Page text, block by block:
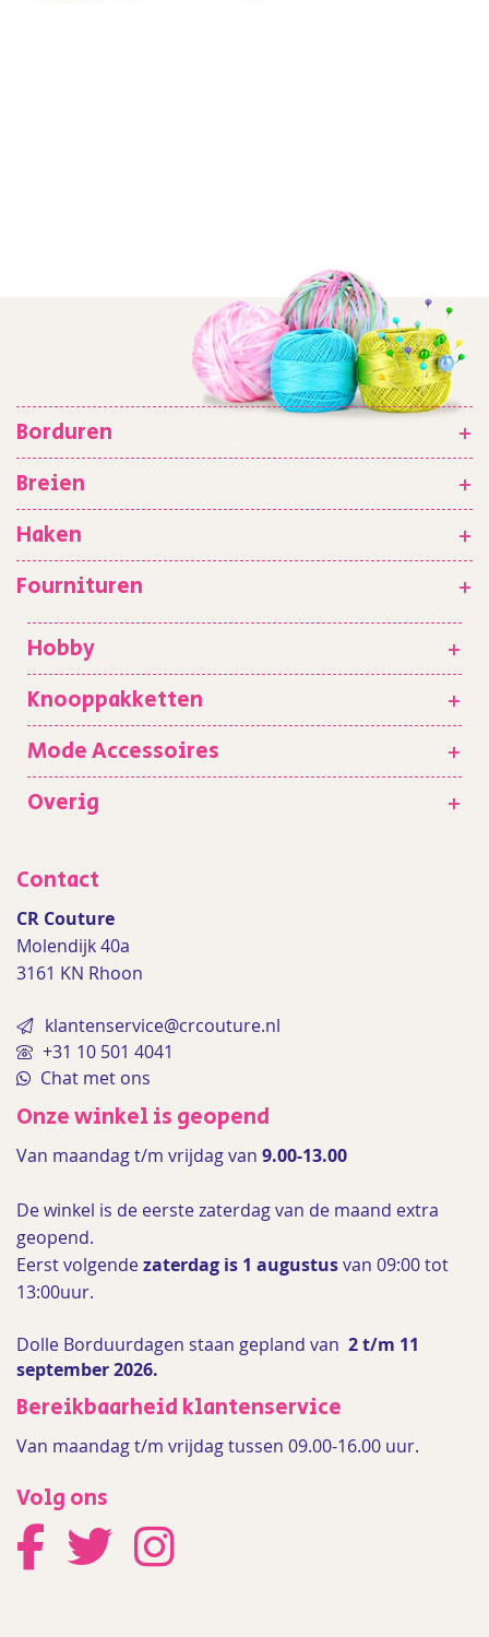
Borduren
+
Breien
+
Haken
+
Fournituren
+
Hobby
+
Knooppakketten
+
Mode Accessoires
+
Overig
+
Contact
CR Couture
Molendijk 40a
3161 KN Rhoon
klantenservice@crcouture.nl
+31 10 501 4041
Chat met ons
Onze winkel is geopend
Van maandag t/m vrijdag van 9.00-13.00
De winkel is de eerste zaterdag van de maand extra
geopend.
Eerst volgendezaterdag is 1 augustusvan 09:00 tot
13:00uur.
Dolle Borduurdagen staan gepland van 2 t/m 11
september 2026.
Bereikbaarheid klantenservice
Van maandag t/m vrijdag tussen 09.00-16.00 uur.
Volg ons